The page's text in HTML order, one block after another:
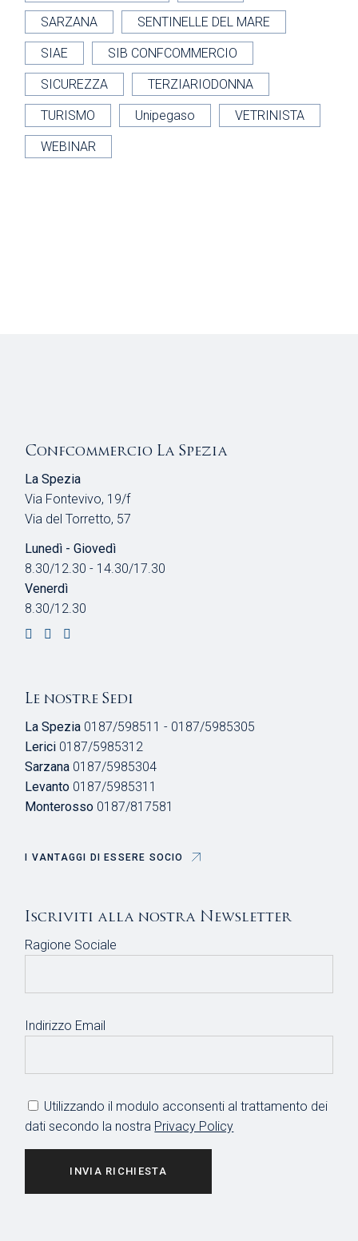
SARZANA SENTINELLE DEL MARE
SIAE SIB CONFCOMMERCIO
SICUREZZA TERZIARIODONNA
TURISMO Unipegaso VETRINISTA
WEBINAR
Confcommercio La Spezia
La Spezia
Via Fontevivo, 19/f
Via del Torretto, 57
Lunedì - Giovedì
8.30/12.30 - 14.30/17.30
Venerdì
8.30/12.30
Le nostre Sedi
La Spezia 0187/598511 - 0187/5985305
Lerici 0187/5985312
Sarzana 0187/5985304
Levanto 0187/5985311
Monterosso 0187/817581
I VANTAGGI DI ESSERE SOCIO
Iscriviti alla nostra Newsletter
Ragione Sociale
Indirizzo Email
Utilizzando il modulo acconsenti al trattamento dei
dati secondo la nostra Privacy Policy
INVIA RICHIESTA